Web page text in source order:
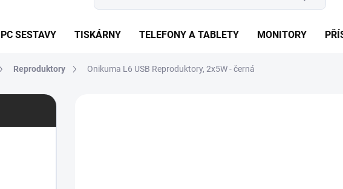
PC SESTAVY TISKÁRNY TELEFONY A TABLETY MONITORY
Reproduktory Onikuma L6 USB Reproduktory, 2x5W - černá